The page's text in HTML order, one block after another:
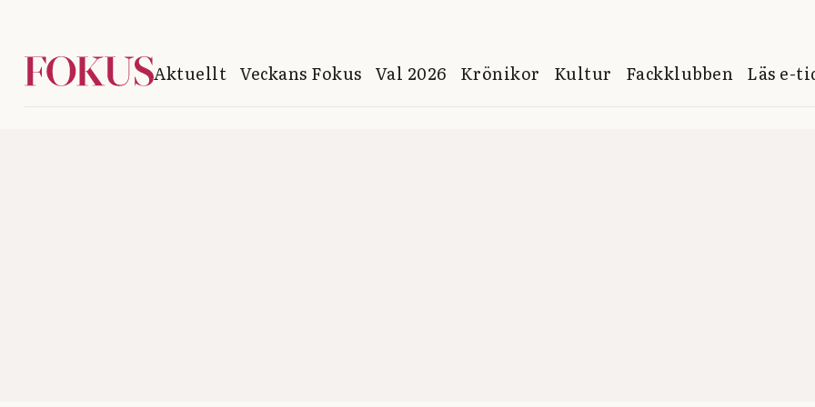
Aktuellt Veckans Fokus Val 2026 Krönikor Kultur Fackklubben Läs e-